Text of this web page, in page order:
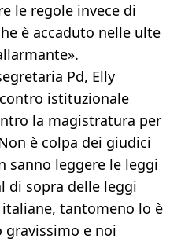
le regole invece di
è accaduto nelle ulte
Pd, Elly
istituzionale
la magistratura per
è colpa dei giudici
sanno leggere le leggi
di sopra delle leggi
tantomeno lo è
gravissimo e noi